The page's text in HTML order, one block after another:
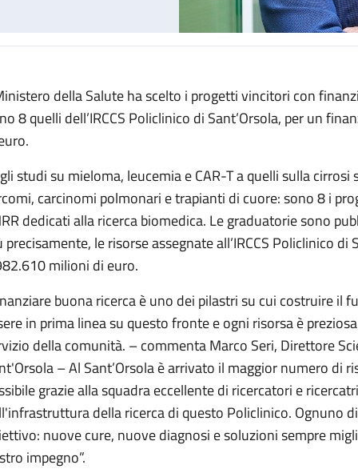
progetti dell'IRCCS quasi 7 milioni di euro
della Salute ha scelto i progetti vincitori con
8 quelli dell’IRCCS Policlinico di Sant’Orsola, per un
studi su mieloma, leucemia e CAR-T a quelli sulla
carcinomi polmonari e trapianti di cuore: sono 8 i
dedicati alla ricerca biomedica. Le graduatorie sono
precisamente, le risorse assegnate all’IRCCS Policlinico
milioni di euro.
buona ricerca è uno dei pilastri su cui costruire il
in prima linea su questo fronte e ogni risorsa è
della comunità. – commenta Marco Seri, Direttore
– Al Sant’Orsola è arrivato il maggior numero di
grazie alla squadra eccellente di ricercatori e
della ricerca di questo Policlinico. Ognuno
nuove cure, nuove diagnosi e soluzioni sempre
impegno”.